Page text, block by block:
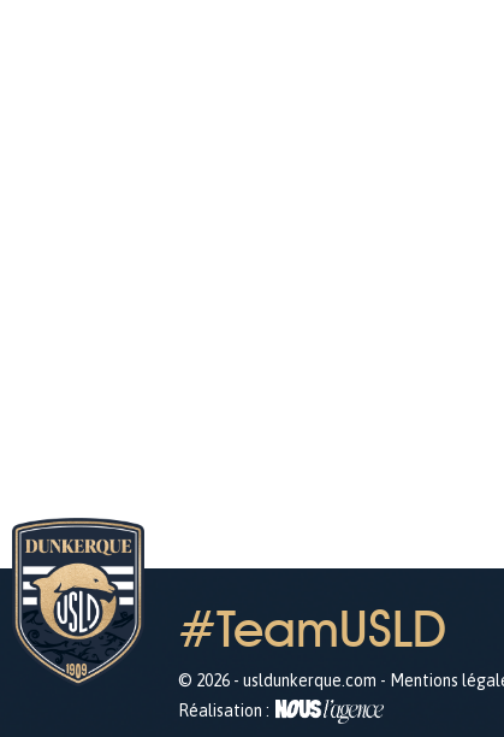
#TeamUSLD
© 2026 - usldunkerque.com - Mentions
Réalisation :